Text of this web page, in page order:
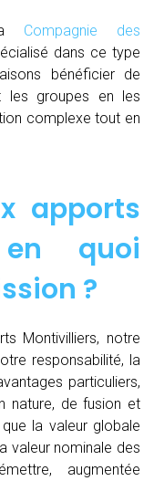
Compagnie des
dans ce type
bénéficier de
les groupes en les
complexe tout en
apports
quoi
?
Montivilliers, notre
responsabilité, la
particuliers,
nature, de fusion et
la valeur globale
valeur nominale des
augmentée